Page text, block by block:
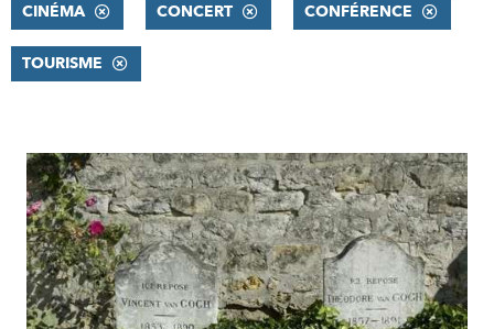
CINÉMA CONCERT CONFÉRENCE
TOURISME
RÉSULTATS